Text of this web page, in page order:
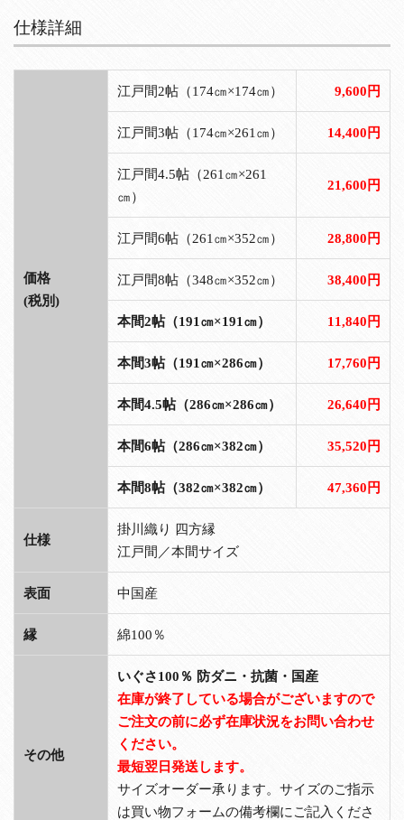
仕様詳細
価格
(税別)
江戸間2帖（174㎝×174㎝） 9,600円
江戸間3帖（174㎝×261㎝） 14,400円
江戸間4.5帖（261㎝×261
㎝）
21,600円
江戸間6帖（261㎝×352㎝） 28,800円
江戸間8帖（348㎝×352㎝） 38,400円
本間2帖（191㎝×191㎝） 11,840円
本間3帖（191㎝×286㎝） 17,760円
本間4.5帖（286㎝×286㎝） 26,640円
本間6帖（286㎝×382㎝） 35,520円
本間8帖（382㎝×382㎝） 47,360円
仕様
掛川織り 四方縁
江戸間／本間サイズ
表面 中国産
縁 綿100％
その他
いぐさ100％ 防ダニ・抗菌・国産
在庫が終了している場合がございますので
ご注文の前に必ず在庫状況をお問い合わせ
ください。
最短翌日発送します。
サイズオーダー承ります。サイズのご指示
は買い物フォームの備考欄にご記入くださ